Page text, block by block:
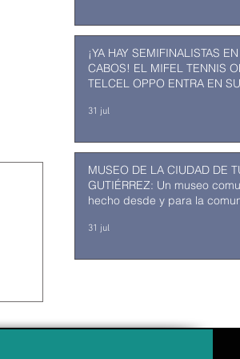
¡YA HAY SEMIFINALISTAS
CABOS! EL MIFEL TENNIS
TELCEL OPPO ENTRA EN
31 jul
MUSEO DE LA CIUDAD DE
GUTIÉRREZ: Un museo
hecho desde y para la
31 jul